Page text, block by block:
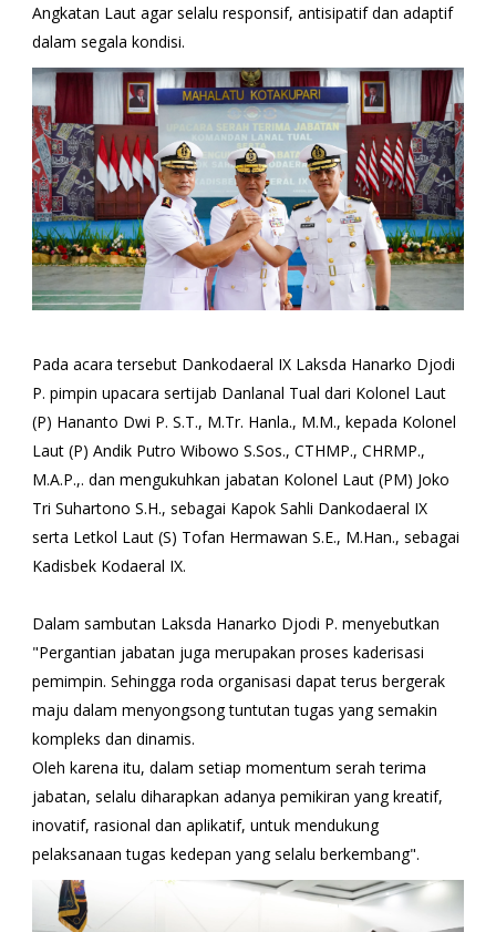
Angkatan Laut agar selalu responsif, antisipatif dan adaptif
dalam segala kondisi.
Pada acara tersebut Dankodaeral IX Laksda Hanarko Djodi
P. pimpin upacara sertijab Danlanal Tual dari Kolonel Laut
(P) Hananto Dwi P. S.T., M.Tr. Hanla., M.M., kepada Kolonel
Laut (P) Andik Putro Wibowo S.Sos., CTHMP., CHRMP.,
M.A.P.,. dan mengukuhkan jabatan Kolonel Laut (PM) Joko
Tri Suhartono S.H., sebagai Kapok Sahli Dankodaeral IX
serta Letkol Laut (S) Tofan Hermawan S.E., M.Han., sebagai
Kadisbek Kodaeral IX.
Dalam sambutan Laksda Hanarko Djodi P. menyebutkan
"Pergantian jabatan juga merupakan proses kaderisasi
pemimpin. Sehingga roda organisasi dapat terus bergerak
maju dalam menyongsong tuntutan tugas yang semakin
kompleks dan dinamis.
Oleh karena itu, dalam setiap momentum serah terima
jabatan, selalu diharapkan adanya pemikiran yang kreatif,
inovatif, rasional dan aplikatif, untuk mendukung
pelaksanaan tugas kedepan yang selalu berkembang".